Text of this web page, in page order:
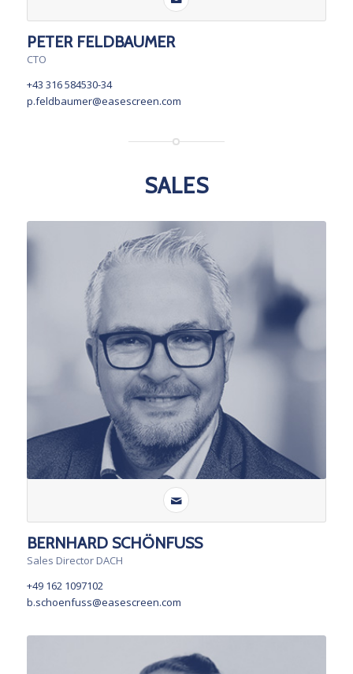
PETER FELDBAUMER
CTO
+43 316 584530-34
p.feldbaumer@easescreen.com
SALES
BERNHARD SCHÖNFUSS
Sales Director DACH
+49 162 1097102
b.schoenfuss@easescreen.com